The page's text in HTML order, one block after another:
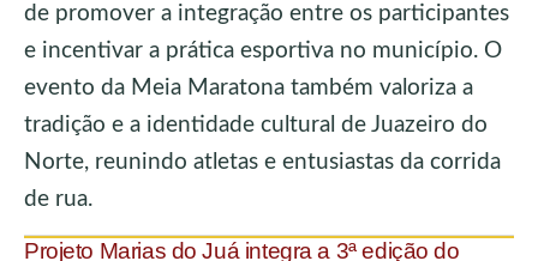
de promover a integração entre os participantes
e incentivar a prática esportiva no município. O
evento da Meia Maratona também valoriza a
tradição e a identidade cultural de Juazeiro do
Norte, reunindo atletas e entusiastas da corrida
de rua.
Projeto Marias do Juá integra a 3ª edição do